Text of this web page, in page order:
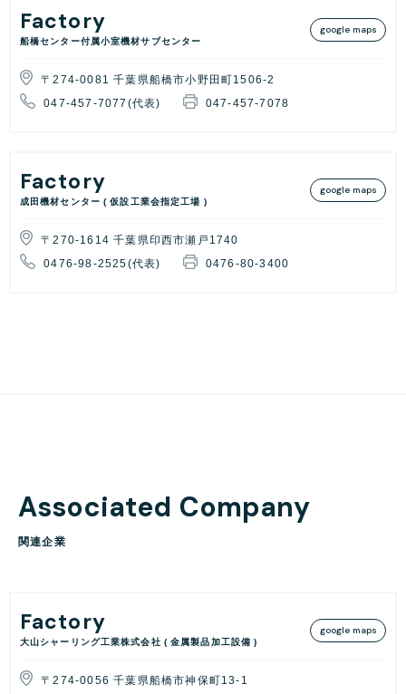
Factory
船橋センター付属小室機材サブセンター
google maps
〒274-0081 千葉県船橋市小野田町1506-2
047-457-7077(代表)
047-457-7078
Factory
成田機材センター ( 仮設工業会指定工場 )
google maps
〒270-1614 千葉県印西市瀬戸1740
0476-98-2525(代表)
0476-80-3400
Associated Company
関連企業
Factory
大山シャーリング工業株式会社 ( 金属製品加工設備 )
google maps
〒274-0056 千葉県船橋市神保町13-1